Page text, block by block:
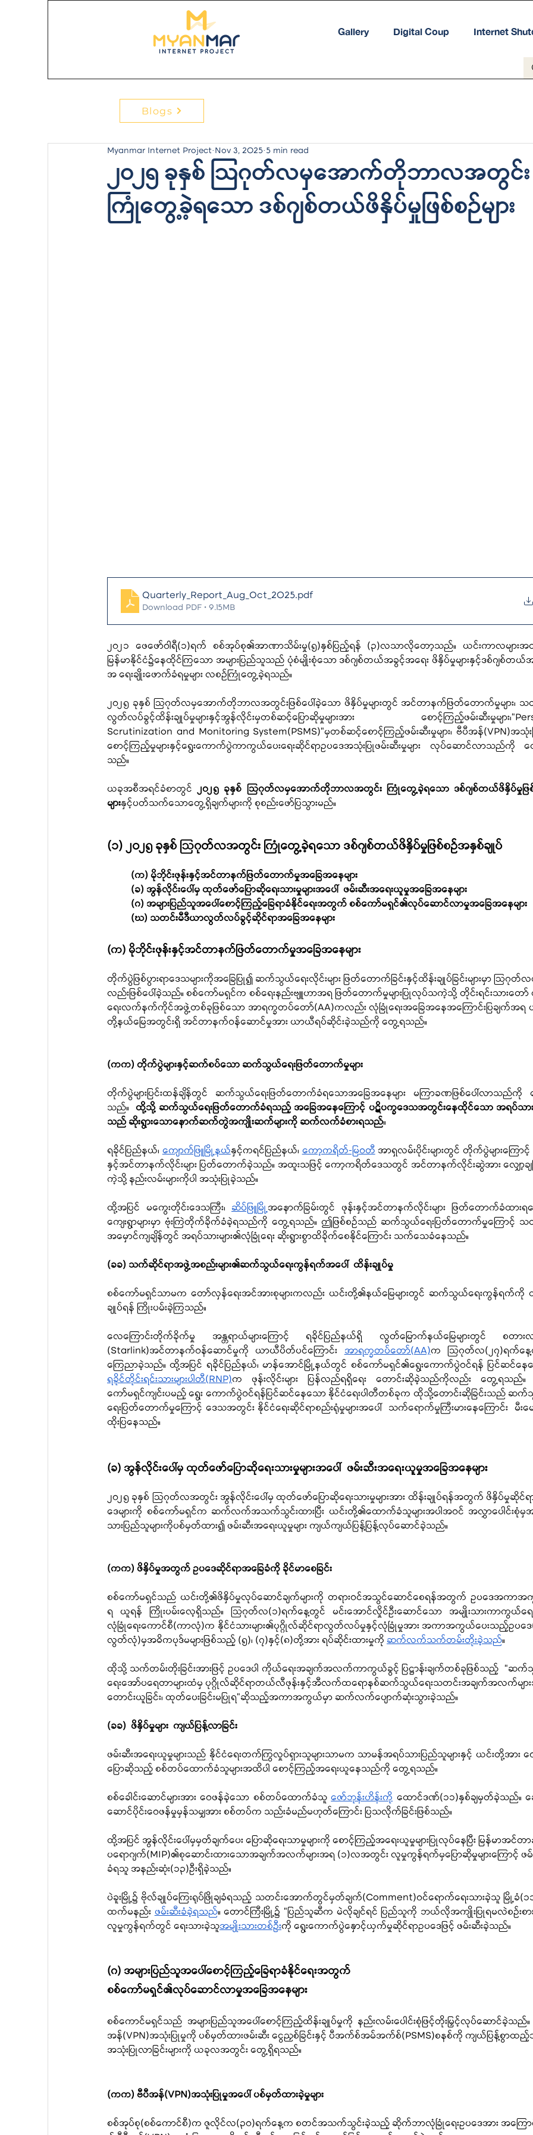
Gallery Digital Coup Internet
Blogs
၂၀၂၅ ခုနှစ် ဩဂုတ်လမှအောက်တိုဘာလအတွင်း
ကြုံတွေ့ခဲ့ရသော ဒစ်ဂျစ်တယ်ဖိနှိပ်မှုဖြစ်စဉ်များ
Myanmar Internet Project Nov 3, 2025 5 min read
Quarterly_Report_Aug_Oct_2025.pdf
Download PDF • 9.15MB
၂၀၂၁ ဖေဖော်ဝါရီ(၁)ရက် စစ်အုပ်စု၏အာဏာသိမ်းမှု(၅)နှစ်ပြည့်ရန် (၃)လသာလိုတော့သည်။ ယင်းကာလများအ
မြန်မာနိုင်ငံ၌နေထိုင်ကြသော အများပြည်သူသည် ပုံစံမျိုးစုံသော ဒစ်ဂျစ်တယ်အခွင့်အရေး ဖိနှိပ်မှုများနှင့်ဒစ်ဂျစ်တယ်
အ ရေးချိုးဖောက်ခံရမှုများ လစဉ်ကြုံတွေ့ခဲ့ရသည်။
၂၀၂၅ ခုနှစ် ဩဂုတ်လမှအောက်တိုဘာလအတွင်းဖြစ်ပေါ်ခဲ့သော ဖိနှိပ်မှုများတွင် အင်တာနက်ဖြတ်တောက်မှုများ၊ သ
လွတ်လပ်ခွင့်ထိန်းချုပ်မှုများနှင့်အွန်လိုင်းမှတစ်ဆင့်ပြောဆိုမှုများအား စောင့်ကြည့်ဖမ်းဆီးမှုများ၊
Scrutinization and Monitoring System(PSMS)”မှတစ်ဆင့်စောင့်ကြည့်ဖမ်းဆီးမှုများ၊ ဗီပီအန်(VPN)အသုံး
စောင့်ကြည့်မှုများနှင့်ရွေးကောက်ပွဲကာကွယ်ပေးရေးဆိုင်ရာဥပဒေအသုံးပြုဖမ်းဆီးမှုများ လုပ်ဆောင်လာသည်ကို
သည်။
ယခုအစီအရင်ခံစာတွင် ၂၀၂၅ ခုနှစ် ဩဂုတ်လမှအောက်တိုဘာလအတွင်း ကြုံတွေ့ခဲ့ရသော ဒစ်ဂျစ်တယ်ဖိနှိပ်မှုဖြ
များနှင့်ပတ်သက်သောတွေ့ရှိချက်များကို စုစည်းဖော်ပြသွားမည်။
(၁) ၂၀၂၅ ခုနှစ် ဩဂုတ်လအတွင်း ကြုံတွေ့ခဲ့ရသော ဒစ်ဂျစ်တယ်ဖိနှိပ်မှုဖြစ်စဉ်အနှစ်ချုပ်
(က) မိုဘိုင်းဖုန်းနှင့်အင်တာနက်ဖြတ်တောက်မှုအခြေအနေများ
(ခ) အွန်လိုင်းပေါ်မှ ထုတ်ဖော်ပြောဆိုရေးသားမှုများအပေါ်  ဖမ်းဆီးအရေးယူမှုအခြေအနေများ
(ဂ) အများပြည်သူအပေါ်စောင့်ကြည့်ခြေရာခံနိုင်ရေးအတွက် စစ်ကော်မရှင်၏လုပ်ဆောင်လာမှုအခြေအနေများ
(ဃ) သတင်းမီဒီယာလွတ်လပ်ခွင့်ဆိုင်ရာအခြေအနေများ
(က) မိုဘိုင်းဖုန်းနှင့်အင်တာနက်ဖြတ်တောက်မှုအခြေအနေများ
တိုက်ပွဲဖြစ်ပွားရာဒေသများကိုအခြေပြု၍ ဆက်သွယ်ရေးလိုင်းများ ဖြတ်တောက်ခြင်းနှင့်ထိန်းချုပ်ခြင်းများမှာ ဩဂုတ်
လည်းဖြစ်ပေါ်ခဲ့သည်။ စစ်ကော်မရှင်က စစ်ရေးနည်းဗျူဟာအရ ဖြတ်တောက်မှုများပြုလုပ်သကဲ့သို့ တိုင်းရင်းသားတေ
ရေးလက်နက်ကိုင်အဖွဲ့တစ်ခုဖြစ်သော အာရက္ခတပ်တော်(AA)ကလည်း လုံခြုံရေးအခြေအနေအကြောင်းပြချက်အရ
တို့နယ်မြေအတွင်းရှိ အင်တာနက်ဝန်ဆောင်မှုအား ယာယီရပ်ဆိုင်းခဲ့သည်ကို တွေ့ရသည်။
(ကက) တိုက်ပွဲများနှင့်ဆက်စပ်သော ဆက်သွယ်ရေးဖြတ်တောက်မှုများ
တိုက်ပွဲများပြင်းထန်ချိန်တွင် ဆက်သွယ်ရေးဖြတ်တောက်ခံရသောအခြေအနေများ မကြာခဏဖြစ်ပေါ်လာသည်
သည်။ ထို့သို့ ဆက်သွယ်ရေးဖြတ်တောက်ခံရသည့် အခြေအနေကြောင့် ပဋိပက္ခဒေသအတွင်းနေထိုင်သော အရပ်သားမ
သည် ဆိုးရွားသောနောက်ဆက်တွဲအကျိုးဆက်များကို ဆက်လက်ခံစားရသည်။
ရခိုင်ပြည်နယ်၊ ကျောက်ဖြူမြို့နယ်နှင့်ကရင်ပြည်နယ်၊ ကော့ကရိတ်-မြဝတီ အာရှလမ်းပိုင်းများတွင် တိုက်ပွဲများကြောင့်
နှင့်အင်တာနက်လိုင်းများ ပြတ်တောက်ခဲ့သည်။ အထူးသဖြင့် ကော့ကရိတ်ဒေသတွင် အင်တာနက်လိုင်းဆွဲအား လျှော့ချခ
ကဲ့သို့ နည်းလမ်းများကိုပါ အသုံးပြုခဲ့သည်။
ထို့အပြင် မကွေးတိုင်းဒေသကြီး၊ ဆိပ်ဖြူမြို့အနောက်ခြမ်းတွင် ဖုန်းနှင့်အင်တာနက်လိုင်းများ ဖြတ်တောက်ခံထားရ
ကျေးရွာများမှာ ဗုံးကြဲတိုက်ခိုက်ခံခဲ့ရသည်ကို တွေ့ရသည်။ ဤဖြစ်စဉ်သည် ဆက်သွယ်ရေးပြတ်တောက်မှုကြောင့် သ
အမှောင်ကျချိန်တွင် အရပ်သားများ၏လုံခြုံရေး ဆိုးရွားစွာထိခိုက်စေနိုင်ကြောင်း သက်သေခံနေသည်။
(ခခ) သက်ဆိုင်ရာအဖွဲ့အစည်းများ၏ဆက်သွယ်ရေးကွန်ရက်အပေါ်  ထိန်းချုပ်မှု
စစ်ကော်မရှင်သာမက တော်လှန်ရေးအင်အားစုများကလည်း ယင်းတို့၏နယ်မြေများတွင် ဆက်သွယ်ရေးကွန်ရက်ကို
ချုပ်ရန် ကြိုးပမ်းခဲ့ကြသည်။
လေကြောင်းတိုက်ခိုက်မှု အန္တရာယ်များကြောင့် ရခိုင်ပြည်နယ်ရှိ လွတ်မြောက်နယ်မြေများတွင် စတား
(Starlink)အင်တာနက်ဝန်ဆောင်မှုကို ယာယီပိတ်ပင်ကြောင်း အာရက္ခတပ်တော်(AA)က ဩဂုတ်လ(၂၇)ရက်န
ရခိုင်တိုင်းရင်းသားများပါတီ(RNP)က ဖုန်းလိုင်းများ ပြန်လည်ရရှိရေး တောင်းဆိုခဲ့သည်ကိုလည်း တွေ့ရသည်။
ကော်မရှင်ကျင်းပမည့် ရွေး ကောက်ပွဲဝင်ရန်ပြင်ဆင်နေသော နိုင်ငံရေးပါတီတစ်ခုက ထိုသို့တောင်းဆိုခြင်းသည် ဆ
ရေးပြတ်တောက်မှုကြောင့် ဒေသအတွင်း နိုင်ငံရေးဆိုင်ရာစည်းရုံမှုများအပေါ်  သက်ရောက်မှုကြီးမားနေကြောင်း  မီးမေ
ထိုးပြနေသည်။
(ခ) အွန်လိုင်းပေါ်မှ ထုတ်ဖော်ပြောဆိုရေးသားမှုများအပေါ်  ဖမ်းဆီးအရေးယူမှုအခြေအနေများ
၂၀၂၅ ခုနှစ် ဩဂုတ်လအတွင်း အွန်လိုင်းပေါ်မှ ထုတ်ဖော်ပြောဆိုရေးသားမှုများအား ထိန်းချုပ်ရန်အတွက် ဖိနှိပ်မှုဆိုင်ရ
ဒေများကို စစ်ကော်မရှင်က ဆက်လက်အသက်သွင်းထားပြီး ယင်းတို့၏ထောက်ခံသူများအပါအဝင် အလွှာပေါင်းစုံမှ
သားပြည်သူများကိုပစ်မှတ်ထား၍ ဖမ်းဆီးအရေးယူမှုများ ကျယ်ကျယ်ပြန့်ပြန့်လုပ်ဆောင်ခဲ့သည်။
(ကက) ဖိနှိပ်မှုအတွက် ဥပဒေဆိုင်ရာအခြေခံကို ခိုင်မာစေခြင်း
စစ်ကော်မရှင်သည် ယင်းတို့၏ဖိနှိပ်မှုလုပ်ဆောင်ချက်များကို တရားဝင်အသွင်ဆောင်စေရန်အတွက် ဥပဒေအကာ
ရ ယူရန် ကြိုးပမ်းလေ့ရှိသည်။ ဩဂုတ်လ(၁)ရက်နေ့တွင် မင်းအောင်လှိုင်ဦးဆောင်သော အမျိုးသားကာကွယ်ရေ
လုံခြုံရေးကောင်စီ(ကာလုံ)က နိုင်ငံသားများ၏ပုဂ္ဂိုလ်ဆိုင်ရာလွတ်လပ်မှုနှင့်လုံခြုံမှုအား အကာအကွယ်ပေးသည့်ဥပဒေ
လွတ်လုံ)မှအဓိကပုဒ်မများဖြစ်သည့် (၅)၊ (၇)နှင့်(၈)တို့အား ရပ်ဆိုင်းထားမှုကို ဆက်လက်သက်တမ်းတိုးခဲ့သည်။
ထိုသို့ သက်တမ်းတိုးခြင်းအားဖြင့် ဥပဒေပါ ကိုယ်ရေးအချက်အလက်ကာကွယ်ခွင့် ပြဋ္ဌာန်းချက်တစ်ခုဖြစ်သည့်  “ဆက်
ရေးအော်ပရေတာများထံမှ ပုဂ္ဂိုလ်ဆိုင်ရာတယ်လီဖုန်းနှင့်အီလက်ထရောနစ်ဆက်သွယ်ရေးသတင်းအချက်အလက်များ
တောင်းယူခြင်း၊ ထုတ်ပေးခြင်းမပြုရ”ဆိုသည့်အကာအကွယ်မှာ ဆက်လက်ပျောက်ဆုံးသွားခဲ့သည်။
(ခခ)  ဖိနှိပ်မှုများ  ကျယ်ပြန့်လာခြင်း
ဖမ်းဆီးအရေးယူမှုများသည် နိုင်ငံရေးတက်ကြွလှုပ်ရှားသူများသာမက သာမန်အရပ်သားပြည်သူများနှင့် ယင်းတို့အား ဝ
ပြောဆိုသည့် စစ်တပ်ထောက်ခံသူများအထိပါ စောင့်ကြည့်အရေးယူနေသည်ကို တွေ့ရသည်။
စစ်ခေါင်းဆောင်များအား ဝေဖန်ခဲ့သော စစ်တပ်ထောက်ခံသူ ဇော်ဘုန်းဟိန်းကို ထောင်ဒဏ်(၁၁)နှစ်ချမှတ်ခဲ့သည်။ ခေ
ဆောင်ပိုင်းဝေဖန်မှုမှန်သမျှအား စစ်တပ်က သည်းခံမည်မဟုတ်ကြောင်း ပြသလိုက်ခြင်းဖြစ်သည်။
ထို့အပြင် အွန်လိုင်းပေါ်မှမှတ်ချက်ပေး ပြောဆိုရေးသာမှုများကို စောင့်ကြည့်အရေးယူမှုများပြုလုပ်နေပြီး မြန်မာအင်တ
ပရောဂျက်(MIP)၏စုဆောင်းထားသောအချက်အလက်များအရ (၁)လအတွင်း လူမှုကွန်ရက်မှပြောဆိုမှုများကြောင့် ဖမ်
ခံရသူ အနည်းဆုံး(၁၃)ဦးရှိခဲ့သည်။
ပဲခူးမြို့၌ ဗိုလ်ချုပ်ကြေးရုပ်ဖြိုချခံရသည့် သတင်းအောက်တွင်မှတ်ချက်(Comment)ဝင်ရောက်ရေးသားခဲ့သူ မြို့ခံ(၁
ထက်မနည်း ဖမ်းဆီးခံခဲ့ရသည်။ တောင်ကြီးမြို့၌ "ပြည်သူဆီက မဲလိုချင်ရင် ပြည်သူကို ဘယ်လိုအကျိုးပြုရမလဲစဉ်းစာ
လူမှုကွန်ရက်တွင် ရေးသားခဲ့သူအမျိုးသားတစ်ဦးကို ရွေးကောက်ပွဲနှောင့်ယှက်မှုဆိုင်ရာဥပဒေဖြင့် ဖမ်းဆီးခဲ့သည်။
(ဂ) အများပြည်သူအပေါ်စောင့်ကြည့်ခြေရာခံနိုင်ရေးအတွက်
စစ်ကော်မရှင်၏လုပ်ဆောင်လာမှုအခြေအနေများ
စစ်ကောင်မရှင်သည် အများပြည်သူအပေါ်စောင့်ကြည့်ထိန်းချုပ်မှုကို နည်းလမ်းပေါင်းစုံဖြင့်တိုးမြှင့်လုပ်ဆောင်ခဲ့သည်
အန်(VPN)အသုံးပြုမှုကို ပစ်မှတ်ထားဖမ်းဆီး ငွေညှစ်ခြင်းနှင့် ပီအက်စ်အမ်အက်စ်(PSMS)စနစ်ကို ကျယ်ပြန့်စွာထည့်
အသုံးပြုလာခြင်းများကို ယခုလအတွင်း တွေ့ရှိရသည်။
(ကက) ဗီပီအန်(VPN)အသုံးပြုမှုအပေါ် ပစ်မှတ်ထားခဲ့မှုများ
စစ်အုပ်စု(စစ်ကောင်စီ)က ဇူလိုင်လ(၃၀)ရက်နေ့က စတင်အသက်သွင်းခဲ့သည့် ဆိုက်ဘာလုံခြုံရေးဥပဒေအား အကြောင်